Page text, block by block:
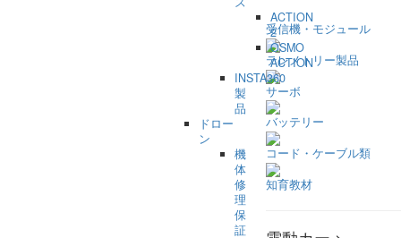
受信機・モジュール
テレメトリー製品
サーボ
バッテリー
コード・ケーブル類
知育教材
ACTION
2
OSMO
ACTION
INSTA360
製
品
ドロー
ン
機
体
修
理
保
証